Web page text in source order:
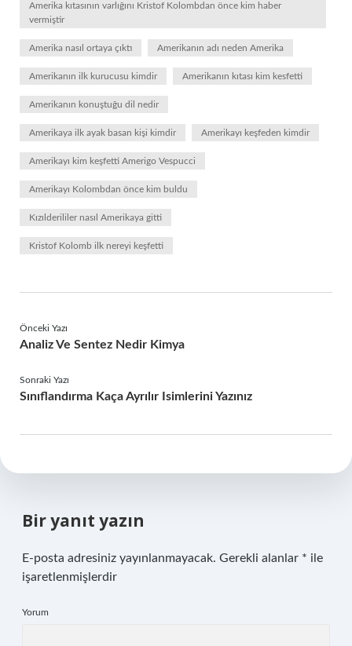
Amerika kıtasının varlığını Kristof Kolombdan önce kim haber
vermiştir
Amerika nasıl ortaya çıktı Amerikanın adı neden Amerika
Amerikanın ilk kurucusu kimdir Amerikanın kıtası kim kesfetti
Amerikanın konuştuğu dil nedir
Amerikaya ilk ayak basan kişi kimdir Amerikayı keşfeden kimdir
Amerikayı kim keşfetti Amerigo Vespucci
Amerikayı Kolombdan önce kim buldu
Kızılderililer nasıl Amerikaya gitti
Kristof Kolomb ilk nereyi keşfetti
Önceki Yazı
Analiz Ve Sentez Nedir Kimya
Sonraki Yazı
Sınıflandırma Kaça Ayrılır Isimlerini Yazınız
Bir yanıt yazın
E-posta adresiniz yayınlanmayacak. Gerekli alanlar * ile
işaretlenmişlerdir
Yorum